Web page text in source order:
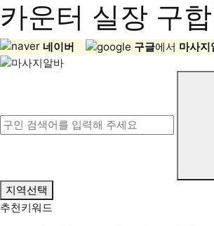
카운터 실장 구
네이버 구글에서 마사지
지역선택
추천키워드